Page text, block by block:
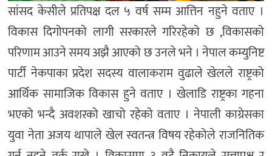
सांसद केसीले प्रतिपक्ष दल ५ वर्ष सम्म आत्तिन नहुने वताए ।
विकास दिगोपनको लागी सरकारले गरिरहेको छ ,विकासको
परिणाम आउने समय अझै आएको छ उनले भने । नेपाल कम्युनिष्ट
पार्टी नेकपाका प्रदेश सदस्य वालाकराम वुढाले खेलले राष्ट्रको
आर्थिक सामाजिक विकास हुने वताए । खेलाडि राष्ट्रका गहना
भएको भन्दै अवशरको खाचो रहेको वताए । नेपाली काग्रेसका
युवा नेता अजय थापाले खेल स्वतन्त्र विषय रहेकोले राजनितिक